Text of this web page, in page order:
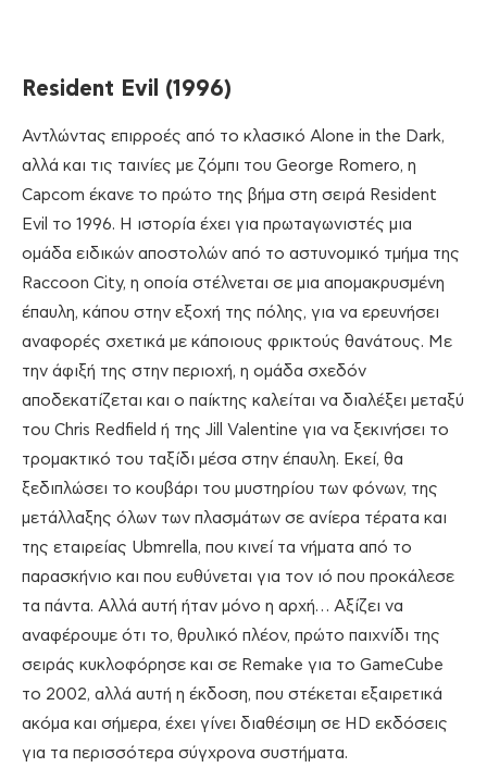
Resident Evil (1996)
Αντλώντας επιρροές από το κλασικό Alone in the Dark,
αλλά και τις ταινίες με ζόμπι του George Romero, η
Capcom έκανε το πρώτο της βήμα στη σειρά Resident
Evil το 1996. Η ιστορία έχει για πρωταγωνιστές μια
ομάδα ειδικών αποστολών από το αστυνομικό τμήμα της
Raccoon City, η οποία στέλνεται σε μια απομακρυσμένη
έπαυλη, κάπου στην εξοχή της πόλης, για να ερευνήσει
αναφορές σχετικά με κάποιους φρικτούς θανάτους. Με
την άφιξή της στην περιοχή, η ομάδα σχεδόν
αποδεκατίζεται και ο παίκτης καλείται να διαλέξει μεταξύ
του Chris Redfield ή της Jill Valentine για να ξεκινήσει το
τρομακτικό του ταξίδι μέσα στην έπαυλη. Εκεί, θα
ξεδιπλώσει το κουβάρι του μυστηρίου των φόνων, της
μετάλλαξης όλων των πλασμάτων σε ανίερα τέρατα και
της εταιρείας Ubmrella, που κινεί τα νήματα από το
παρασκήνιο και που ευθύνεται για τον ιό που προκάλεσε
τα πάντα. Αλλά αυτή ήταν μόνο η αρχή… Αξίζει να
αναφέρουμε ότι το, θρυλικό πλέον, πρώτο παιχνίδι της
σειράς κυκλοφόρησε και σε Remake για το GameCube
το 2002, αλλά αυτή η έκδοση, που στέκεται εξαιρετικά
ακόμα και σήμερα, έχει γίνει διαθέσιμη σε HD εκδόσεις
για τα περισσότερα σύγχρονα συστήματα.